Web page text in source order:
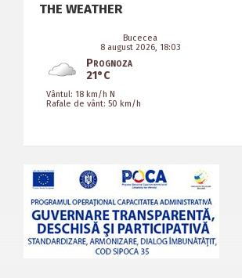
THE WEATHER
Bucecea
8 august 2026, 18:03
Prognoza
21°C
Vântul: 18 km/h N
Rafale de vânt: 50 km/h